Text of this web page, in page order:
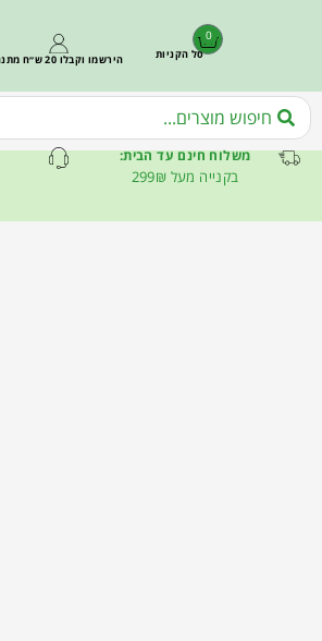
0
סל הקניות הירשמו וקבלו 20 ש״ח מתנה
משלוח חינם עד הבית:
בקנייה מעל 299₪